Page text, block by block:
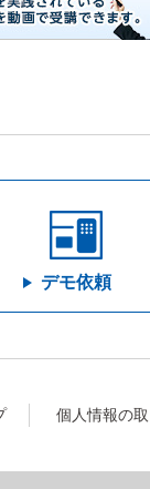
デモ依頼
個人情報の